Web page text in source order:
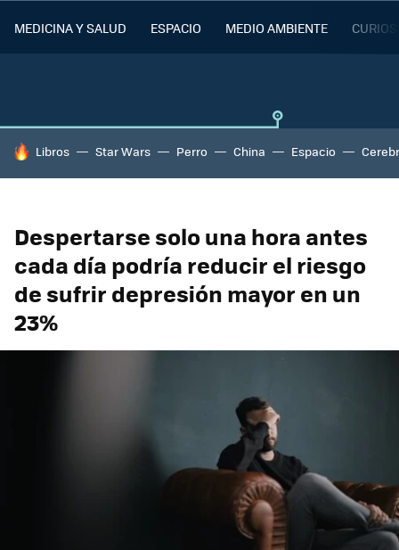
MEDICINA Y SALUD ESPACIO MEDIO AMBIENTE
HOY SE HABLA DE
Libros Star Wars Perro China Espacio
Despertarse solo una hora antes
cada día podría reducir el riesgo
de sufrir depresión mayor en un
23%